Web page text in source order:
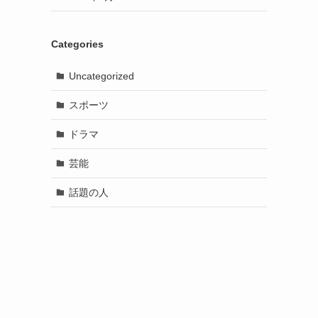
Categories
Uncategorized
スポーツ
ドラマ
芸能
話題の人